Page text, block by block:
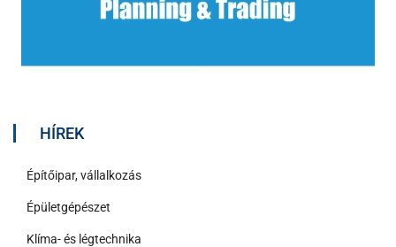
HÍREK
Építőipar, vállalkozás
Épületgépészet
Klíma- és légtechnika